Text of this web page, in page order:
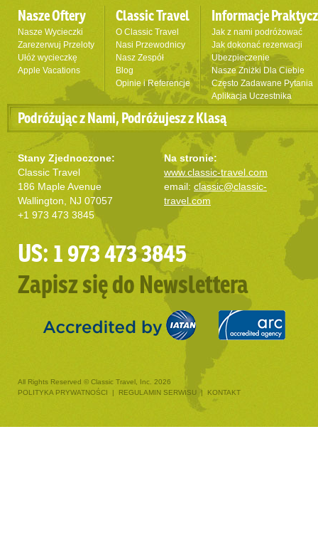
Nasze Oftery
Nasze Wycieczki
Zarezerwuj Przeloty
Ułóż wycieczkę
Apple Vacations
Classic Travel
O Classic Travel
Nasi Przewodnicy
Nasz Zespół
Blog
Opinie i Referencje
Informacje
Jak z nami podróżować
Jak dokonać rezerwacji
Ubezpieczenie
Nasze Zniżki Dla Ciebie
Często Zadawane Pytania
Aplikacja Uczestnika
Podróżując z Nami, Podróżujesz z Klasą
Stany Zjednoczone:
Classic Travel
186 Maple Avenue
Wallington, NJ 07057
+1 973 473 3845
Na stronie:
www.classic-travel.com
email: classic@classic-
travel.com
US: 1 973 473 3845
Zapisz się do Newslettera
All Rights Reserved © Classic Travel, Inc. 2026
POLITYKA PRYWATNOŚCI
| REGULAMIN SERWISU | KONTAKT